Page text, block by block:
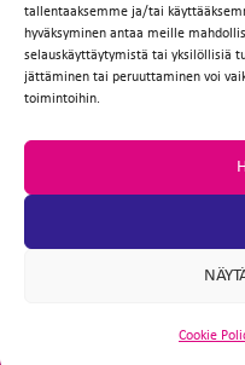
tallentaaksemme ja/tai
hyväksyminen antaa meille
selauskäyttäytymistä tai yksilöllisiä
jättäminen tai peruuttaminen voi
toimintoihin.
Cookie
Facebook
TwitterEmailWhatsApp